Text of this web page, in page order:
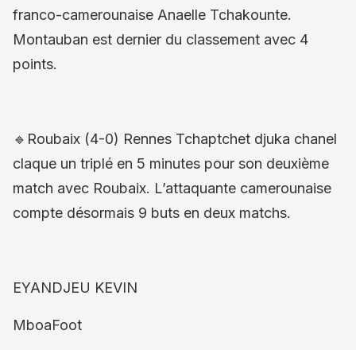
franco-camerounaise Anaelle Tchakounte.
Montauban est dernier du classement avec 4
points.
🔹Roubaix (4-0) Rennes Tchaptchet djuka chanel
claque un triplé en 5 minutes pour son deuxième
match avec Roubaix. L’attaquante camerounaise
compte désormais 9 buts en deux matchs.
EYANDJEU KEVIN
MboaFoot